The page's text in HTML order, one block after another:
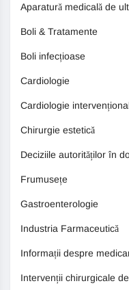
Aparatură medicală de
Boli & Tratamente
Boli infecțioase
Cardiologie
Cardiologie
Chirurgie estetică
Deciziile autorităților în
Frumusețe
Gastroenterologie
Industria Farmaceutică
Informații despre
Intervenții chirurgicale